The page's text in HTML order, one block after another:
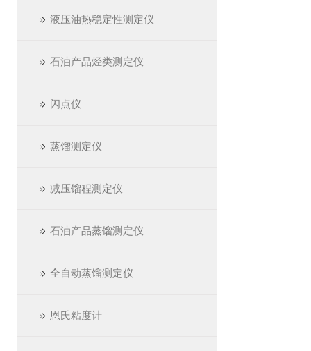
液压油热稳定性测定仪
石油产品烃类测定仪
闪点仪
蒸馏测定仪
减压馏程测定仪
石油产品蒸馏测定仪
全自动蒸馏测定仪
恩氏粘度计